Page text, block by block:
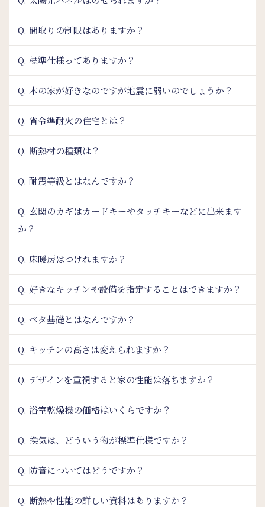
Q. 間取りの制限はありますか？
Q. 標準仕様ってありますか？
Q. 木の家が好きなのですが地震に弱いのでしょうか？
Q. 省令準耐火の住宅とは？
Q. 断熱材の種類は？
Q. 耐震等級とはなんですか？
Q. 玄関のカギはカードキーやタッチキーなどに出来ます
か？
Q. 床暖房はつけれますか？
Q. 好きなキッチンや設備を指定することはできますか？
Q. ベタ基礎とはなんですか？
Q. キッチンの高さは変えられますか？
Q. デザインを重視すると家の性能は落ちますか？
Q. 浴室乾燥機の価格はいくらですか？
Q. 換気は、どういう物が標準仕様ですか？
Q. 防音についてはどうですか？
Q. 断熱や性能の詳しい資料はありますか？